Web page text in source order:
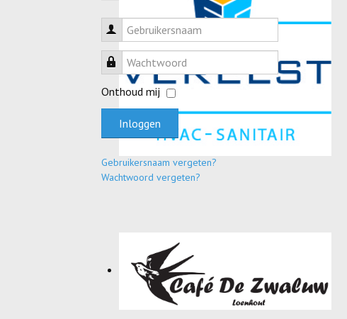
Gebruikersnaam
Wachtwoord
Onthoud mij
Inloggen
Gebruikersnaam vergeten?
Wachtwoord vergeten?